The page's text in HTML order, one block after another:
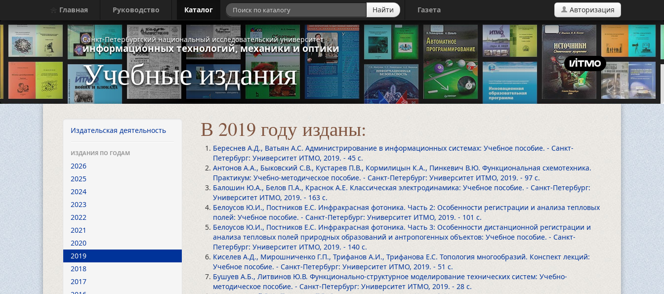
Главная Руководство Каталог Найти Газета Авторизация
Санкт-Петербургский национальный исследовательский университет
информационных технологий, механики и оптики
Учебные издания
Издательская деятельность
ИЗДАНИЯ ПО ГОДАМ
2026
2025
2024
2023
2022
2021
2020
2019
2018
2017
В 2019 году изданы:
Береснев А.Д., Ватьян А.С. Администрирование в информационных системах: Учебное пособие. - Санкт-
Петербург: Университет ИТМО, 2019. - 45 с.
Антонов А.А., Быковский С.В., Кустарев П.В., Кормилицын К.А., Пинкевич В.Ю. Функциональная схемотехника.
Практикум: Учебно-методическое пособие. - Санкт-Петербург: Университет ИТМО, 2019. - 97 с.
Балошин Ю.А., Белов П.А., Краснок А.Е. Классическая электродинамика: Учебное пособие. - Санкт-Петербург:
Университет ИТМО, 2019. - 163 с.
Белоусов Ю.И., Постников Е.С. Инфракрасная фотоника. Часть 2: Особенности регистрации и анализа тепловых
полей: Учебное пособие. - Санкт-Петербург: Университет ИТМО, 2019. - 101 с.
Белоусов Ю.И., Постников Е.С. Инфракрасная фотоника. Часть 3: Особенности дистанционной регистрации и
анализа тепловых полей природных образований и антропогенных объектов: Учебное пособие. - Санкт-
Петербург: Университет ИТМО, 2019. - 140 с.
Киселев А.Д., Мирошниченко Г.П., Трифанов А.И., Трифанова Е.С. Топология многообразий. Конспект лекций:
Учебное пособие. - Санкт-Петербург: Университет ИТМО, 2019. - 51 с.
Бушуев А.Б., Литвинов Ю.В. Функционально-структурное моделирование технических систем: Учебно-
методическое пособие. - Санкт-Петербург: Университет ИТМО, 2019. - 28 с.